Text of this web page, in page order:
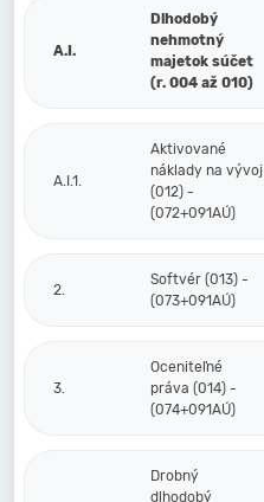
A.I.
Dlhodobý
nehmotný
majetok súčet
(r. 004 až 010)
A.I.1.
Aktivované
náklady na vývoj
(012) -
(072+091AÚ)
2.
Softvér (013) -
(073+091AÚ)
3.
Oceniteľné
práva (014) -
(074+091AÚ)
Drobný
dlhodobý